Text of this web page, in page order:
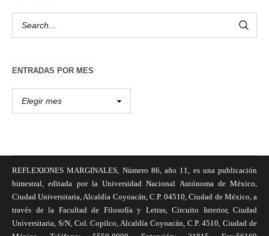
ENTRADAS POR MES
REFLEXIONES MARGINALES, Número 86, año 11, es una publicación
bimestral, editada por la Universidad Nacional Autónoma de México,
Ciudad Universitaria, Alcaldía Coyoacán, C.P. 04510, Ciudad de México, a
través de la Facultad de Filosofía y Letras, Circuito Interior, Ciudad
Universitaria, S/N, Col. Copilco, Alcaldía Coyoacán, C.P. 4510, Ciudad de